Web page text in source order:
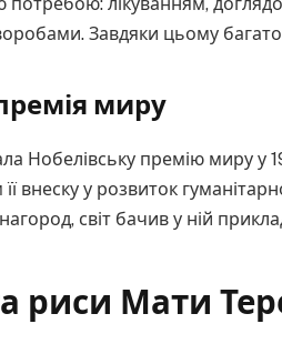
Завдяки цьому
миру
Нобелівську премію миру у
внеску у розвиток
світ бачив у ній
риси Мати